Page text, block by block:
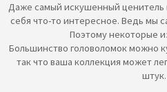
Даже самый искушенный ценитель
себя что-то интересное. Ведь мы
Поэтому некоторые
Большинство головоломок можно
так что ваша коллекция может
штук.